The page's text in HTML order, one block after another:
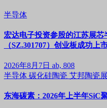
半导体
宏达电子投资参股的江苏展芯
（SZ.301707）创业板成功上
2026年8月7日 ab, 808
半导体 碳化硅陶瓷 艾邦陶瓷展
东海碳素：2026年上半年SiC